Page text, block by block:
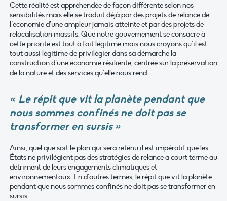
Cette réalité est appréhendée de façon différente selon nos
sensibilités mais elle se traduit déjà par des projets de relance de
l’économie d’une ampleur jamais atteinte et par des projets de
relocalisation massifs. Que notre gouvernement se consacre à
cette priorité est tout à fait légitime mais nous croyons qu’il est
tout aussi légitime de privilégier dans sa démarche la
construction d’une économie résiliente, centrée sur la préservation
de la nature et des services qu’elle nous rend.
« Le répit que vit la planète pendant que
nous sommes confinés ne doit pas se
transformer en sursis »
Ainsi, quel que soit le plan qui sera retenu il est impératif que les
États ne privilégient pas des stratégies de relance à court terme au
détriment de leurs engagements climatiques et
environnementaux. En d’autres termes, le répit que vit la planète
pendant que nous sommes confinés ne doit pas se transformer en
sursis.